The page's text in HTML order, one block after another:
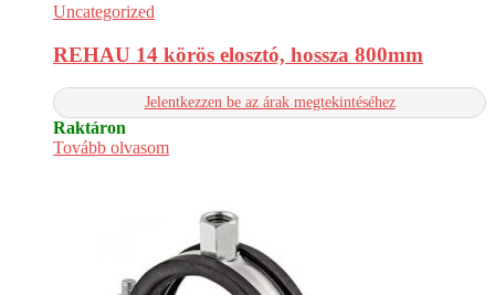
Uncategorized
REHAU 14 körös elosztó, hossza 800mm
Jelentkezzen be az árak megtekintéséhez
Raktáron
Tovább olvasom